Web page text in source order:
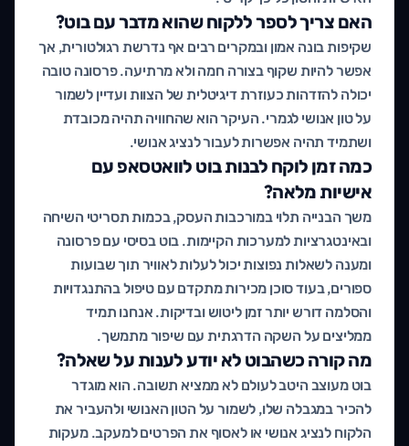
האם צריך לספר ללקוח שהוא מדבר עם בוט?
שקיפות בונה אמון ובמקרים רבים אף נדרשת רגולטורית, אך
אפשר להיות שקוף בצורה חמה ולא מרתיעה. פרסונה טובה
יכולה להזדהות כעוזרת דיגיטלית של הצוות ועדיין לשמור
על טון אנושי לגמרי. העיקר הוא שהחוויה תהיה מכובדת
ושתמיד תהיה אפשרות לעבור לנציג אנושי.
כמה זמן לוקח לבנות בוט לוואטסאפ עם
אישיות מלאה?
משך הבנייה תלוי במורכבות העסק, בכמות תסריטי השיחה
ובאינטגרציות למערכות הקיימות. בוט בסיסי עם פרסונה
ומענה לשאלות נפוצות יכול לעלות לאוויר תוך שבועות
ספורים, בעוד סוכן מכירות מתקדם עם טיפול בהתנגדויות
והסלמה דורש יותר זמן ליטוש ובדיקות. אנחנו תמיד
ממליצים על השקה הדרגתית עם שיפור מתמשך.
מה קורה כשהבוט לא יודע לענות על שאלה?
בוט מעוצב היטב לעולם לא ממציא תשובה. הוא מוגדר
להכיר במגבלה שלו, לשמור על הטון האנושי ולהעביר את
הלקוח לנציג אנושי או לאסוף את הפרטים למעקב. מעקות